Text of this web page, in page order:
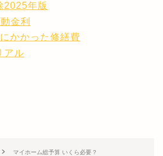
2025年版
金利
かかった修繕費
アル
マイホーム総予算 いくら必要？